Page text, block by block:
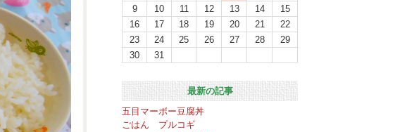
9
10 11 12 13 14
15
16
17 18 19 20 21
22
23
24 25 26 27 28
29
30
31
最新の記事
五目マーボー豆腐丼
ごはん プルコギ